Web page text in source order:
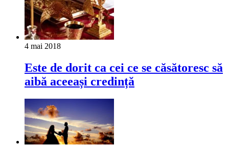
4 mai 2018
Este de dorit ca cei ce se căsătoresc să
aibă aceeași credință